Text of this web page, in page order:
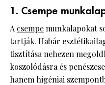
1. Csempe
A csempemunkalapokat
tartják. Habár
tisztítása nehezen
koszolódásra és
hanem higéniai